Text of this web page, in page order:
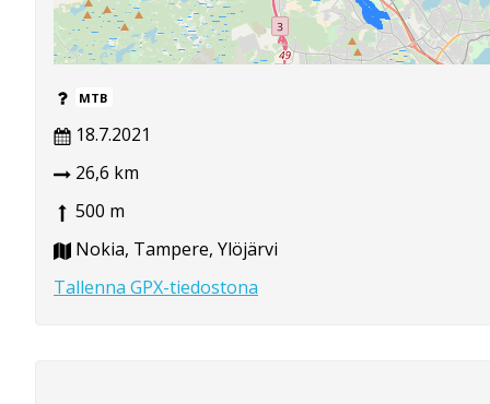
MTB
18.7.2021
26,6 km
500 m
Nokia, Tampere, Ylöjärvi
Tallenna GPX-tiedostona